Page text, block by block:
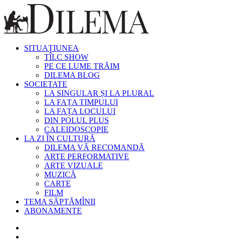
SITUAȚIUNEA
TÎLC SHOW
PE CE LUME TRĂIM
DILEMA BLOG
SOCIETATE
LA SINGULAR ȘI LA PLURAL
LA FAȚA TIMPULUI
LA FAȚA LOCULUI
DIN POLUL PLUS
CALEIDOSCOPIE
LA ZI ÎN CULTURĂ
DILEMA VĂ RECOMANDĂ
ARTE PERFORMATIVE
ARTE VIZUALE
MUZICĂ
CARTE
FILM
TEMA SĂPTĂMÎNII
ABONAMENTE